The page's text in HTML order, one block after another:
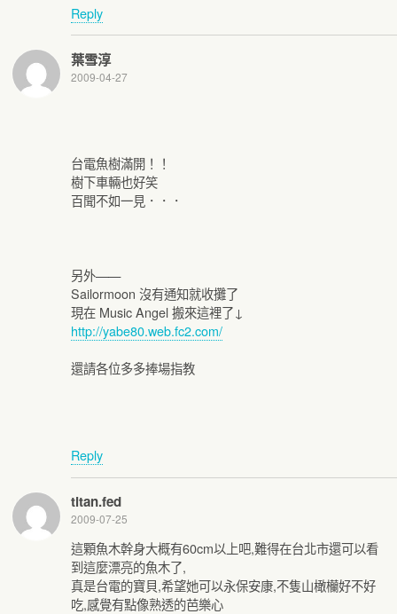
Reply
葉雪淳
2009-04-27
台電魚樹滿開！！
樹下車輛也好笑
百聞不如一見．．．
另外——
Sailormoon 沒有通知就收攤了
現在 Music Angel 搬來這裡了↓
http://yabe80.web.fc2.com/
還請各位多多捧場指教
Reply
titan.fed
2009-07-25
這顆魚木幹身大概有60cm以上吧,難得在台北市還可以看
到這麼漂亮的魚木了,
真是台電的寶貝,希望她可以永保安康,不隻山橄欗好不好
吃,感覺有點像熟透的芭樂心